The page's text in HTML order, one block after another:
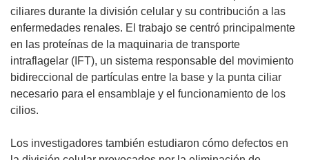
ciliares durante la división celular y su contribución a las
enfermedades renales. El trabajo se centró principalmente
en las proteínas de la maquinaria de transporte
intraflagelar (IFT), un sistema responsable del movimiento
bidireccional de partículas entre la base y la punta ciliar
necesario para el ensamblaje y el funcionamiento de los
cilios.
Los investigadores también estudiaron cómo defectos en